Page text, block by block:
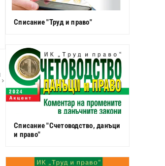
Списание "Труд и право"
Списание "Счетоводство, данъци
и право"